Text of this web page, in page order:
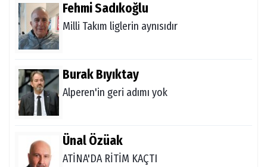
Fehmi Sadıkoğlu
Milli Takım liglerin aynısıdır
Burak Bıyıktay
Alperen'in geri adımı yok
Ünal Özüak
ATİNA'DA RİTİM KAÇTI